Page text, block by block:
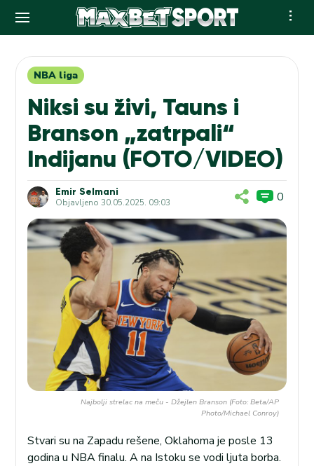
contentNBA liga
Niksi su živi, Tauns i
Branson „zatrpali“
Indijanu (FOTO/VIDEO)
Emir Selmani
Objavljeno30.05.2025. 09:03 0
Najbolji strelac na meču - Džejlen Branson (Foto: Beta/AP
Photo/Michael Conroy)
Stvari su na Zapadu rešene, Oklahoma je posle 13
godina u NBA finalu. A na Istoku se vodi ljuta borba.